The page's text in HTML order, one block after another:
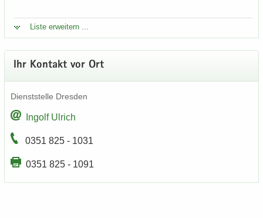
Liste er­wei­tern ...
Ihr Kon­takt vor Ort
Dienst­stel­le Dres­den
In­golf Ul­rich
0351 825 - 1031
0351 825 - 1091